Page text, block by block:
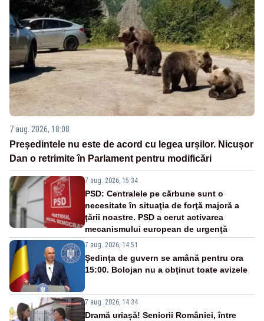
7 aug. 2026, 18:08
Președintele nu este de acord cu legea urșilor. Nicușor
Dan o retrimite în Parlament pentru modificări
7 aug. 2026, 15:34
PSD: Centralele pe cărbune sunt o
necesitate în situaţia de forţă majoră a
ţării noastre. PSD a cerut activarea
mecanismului european de urgenţă
7 aug. 2026, 14:51
Ședința de guvern se amână pentru ora
15:00. Bolojan nu a obținut toate avizele
7 aug. 2026, 14:34
Dramă uriașă! Seniorii României, între